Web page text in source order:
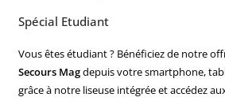
Spécial Etudiant
Vous êtes étudiant ? Bénéficiez de notre
Secours Magdepuis votre smartphone,
grâce à notre liseuse intégrée et accédez